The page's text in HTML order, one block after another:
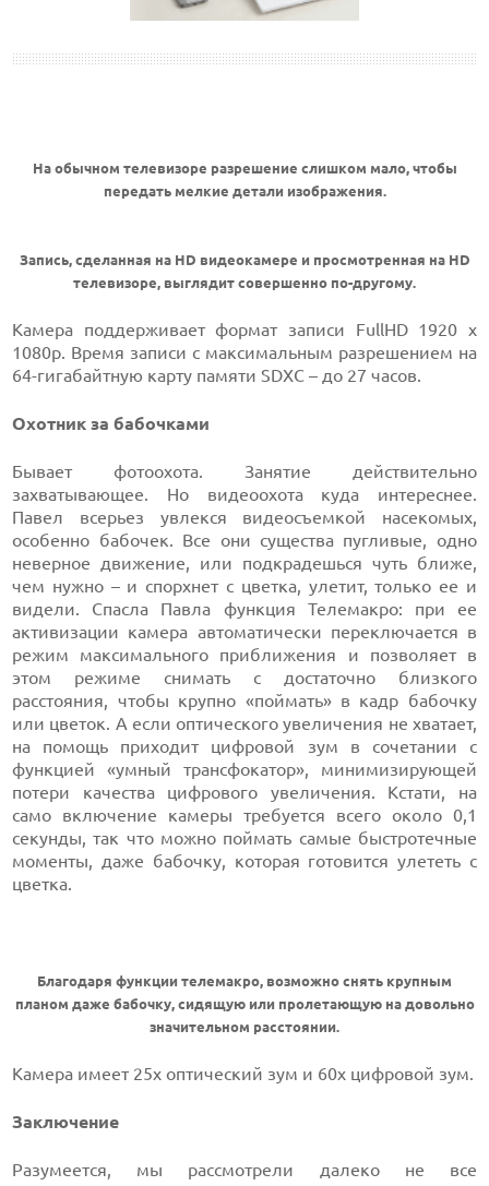
На обычном телевизоре разрешение слишком мало, чтобы
передать мелкие детали изображения.
Запись, сделанная на HD видеокамере и просмотренная на HD
телевизоре, выглядит совершенно по-другому.
Камера поддерживает формат записи FullHD 1920 x
1080p. Время записи с максимальным разрешением на
64-гигабайтную карту памяти SDXC – до 27 часов.
Охотник за бабочками
Бывает фотоохота. Занятие действительно
захватывающее. Но видеоохота куда интереснее.
Павел всерьез увлекся видеосъемкой насекомых,
особенно бабочек. Все они существа пугливые, одно
неверное движение, или подкрадешься чуть ближе,
чем нужно – и спорхнет с цветка, улетит, только ее и
видели. Спасла Павла функция Телемакро: при ее
активизации камера автоматически переключается в
режим максимального приближения и позволяет в
этом режиме снимать с достаточно близкого
расстояния, чтобы крупно «поймать» в кадр бабочку
или цветок. А если оптического увеличения не хватает,
на помощь приходит цифровой зум в сочетании с
функцией «умный трансфокатор», минимизирующей
потери качества цифрового увеличения. Кстати, на
само включение камеры требуется всего около 0,1
секунды, так что можно поймать самые быстротечные
моменты, даже бабочку, которая готовится улететь с
цветка.
Благодаря функции телемакро, возможно снять крупным
планом даже бабочку, сидящую или пролетающую на довольно
значительном расстоянии.
Камера имеет 25x оптический зум и 60x цифровой зум.
Заключение
Разумеется, мы рассмотрели далеко не все